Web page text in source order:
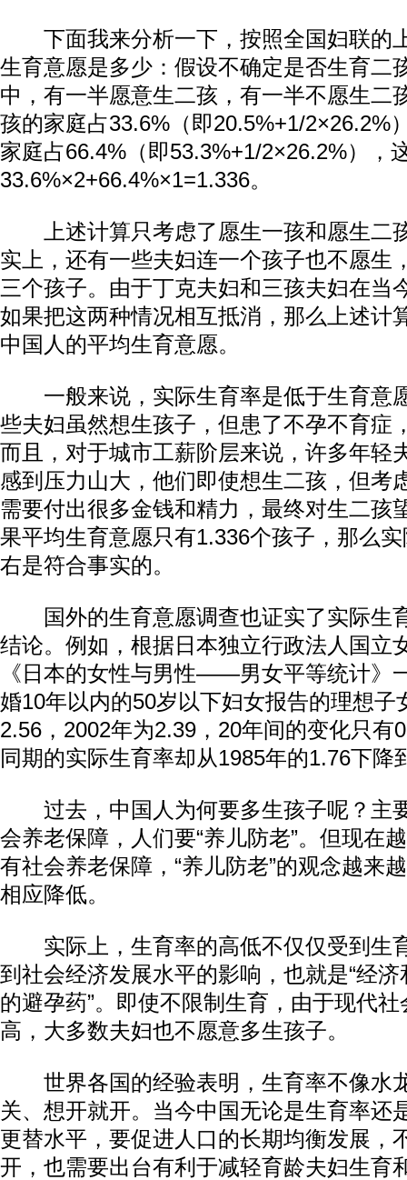
下面我来分析一下，按照全国妇联的
生育意愿是多少：假设不确定是否生育二
中，有一半愿意生二孩，有一半不愿生二
孩的家庭占33.6%（即20.5%+1/2×26.2%
家庭占66.4%（即53.3%+1/2×26.2%），
33.6%×2+66.4%×1=1.336。
上述计算只考虑了愿生一孩和愿生二
实上，还有一些夫妇连一个孩子也不愿生
三个孩子。由于丁克夫妇和三孩夫妇在当
如果把这两种情况相互抵消，那么上述计
中国人的平均生育意愿。
一般来说，实际生育率是低于生育意
些夫妇虽然想生孩子，但患了不孕不育症
而且，对于城市工薪阶层来说，许多年轻
感到压力山大，他们即使想生二孩，但考
需要付出很多金钱和精力，最终对生二孩
果平均生育意愿只有1.336个孩子，那么
右是符合事实的。
国外的生育意愿调查也证实了实际生
结论。例如，根据日本独立行政法人国立
《日本的女性与男性——男女平等统计》
婚10年以内的50岁以下妇女报告的理想子
2.56，2002年为2.39，20年间的变化只有
同期的实际生育率却从1985年的1.76下降
过去，中国人为何要多生孩子呢？主
会养老保障，人们要“养儿防老”。但现在
有社会养老保障，“养儿防老”的观念越来
相应降低。
实际上，生育率的高低不仅仅受到生
到社会经济发展水平的影响，也就是“经
的避孕药”。即使不限制生育，由于现代
高，大多数夫妇也不愿意多生孩子。
世界各国的经验表明，生育率不像水
关、想开就开。当今中国无论是生育率还
更替水平，要促进人口的长期均衡发展，
开，也需要出台有利于减轻育龄夫妇生育